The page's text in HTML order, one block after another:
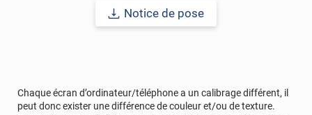
Notice de pose
Chaque écran d’ordinateur/téléphone a un calibrage différent, il
peut donc exister une différence de couleur et/ou de texture.